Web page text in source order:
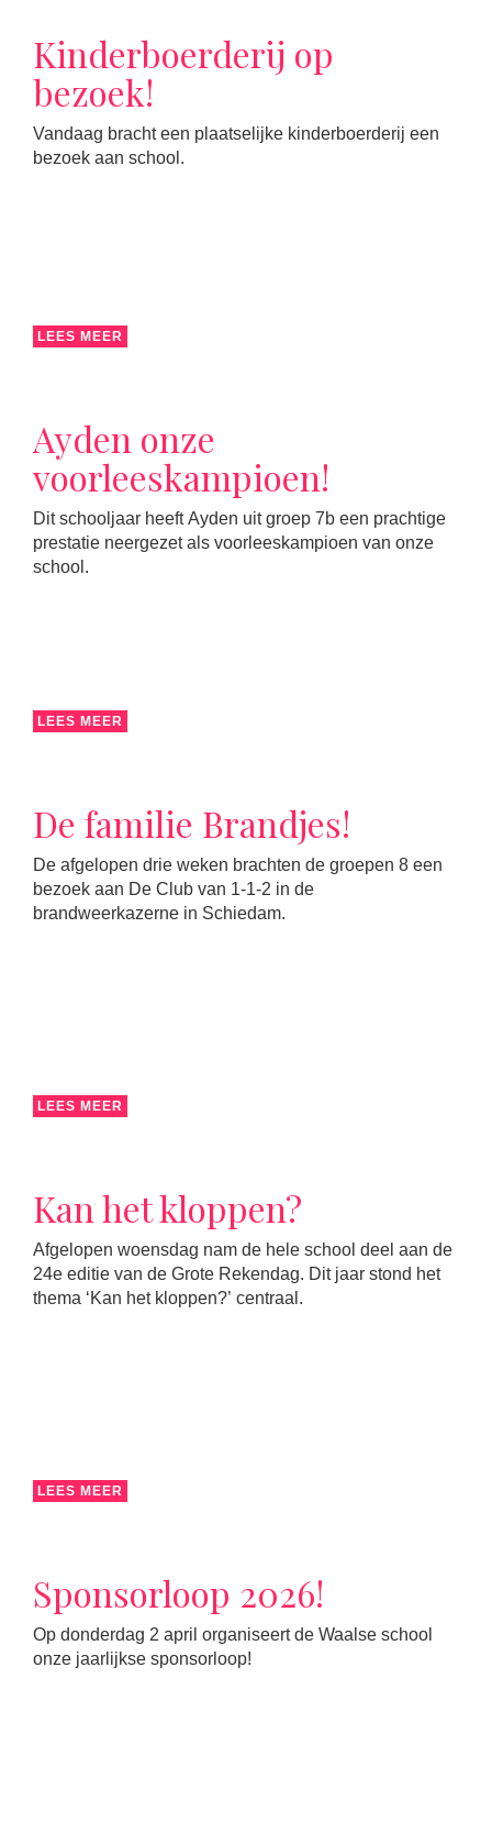
Kinderboerderij op
bezoek!
Vandaag bracht een plaatselijke kinderboerderij een
bezoek aan school.
LEES MEER
Ayden onze
voorleeskampioen!
Dit schooljaar heeft Ayden uit groep 7b een prachtige
prestatie neergezet als voorleeskampioen van onze
school.
LEES MEER
De familie Brandjes!
De afgelopen drie weken brachten de groepen 8 een
bezoek aan De Club van 1-1-2 in de
brandweerkazerne in Schiedam.
LEES MEER
Kan het kloppen?
Afgelopen woensdag nam de hele school deel aan de
24e editie van de Grote Rekendag. Dit jaar stond het
thema ‘Kan het kloppen?’ centraal.
LEES MEER
Sponsorloop 2026!
Op donderdag 2 april organiseert de Waalse school
onze jaarlijkse sponsorloop!